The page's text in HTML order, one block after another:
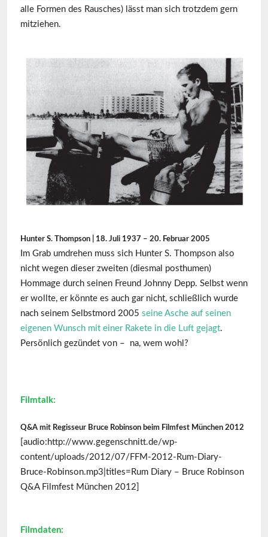
alle Formen des Rausches) lässt man sich trotzdem gern
mitziehen.
Hunter S. Thompson | 18. Juli 1937 – 20. Februar 2005
Im Grab umdrehen muss sich Hunter S. Thompson also
nicht wegen dieser zweiten (diesmal posthumen)
Hommage durch seinen Freund Johnny Depp. Selbst wenn
er wollte, er könnte es auch gar nicht, schließlich wurde
nach seinem Selbstmord 2005 seine Asche auf seinen
eigenen Wunsch mit einer Rakete in die Luft gejagt.
Persönlich gezündet von – na, wem wohl?
Filmtalk:
Q&A mit Regisseur Bruce Robinson beim Filmfest München 2012
[audio:http://www.gegenschnitt.de/wp-
content/uploads/2012/07/FFM-2012-Rum-Diary-
Bruce-Robinson.mp3|titles=Rum Diary – Bruce Robinson
Q&A Filmfest München 2012]
Filmdaten: